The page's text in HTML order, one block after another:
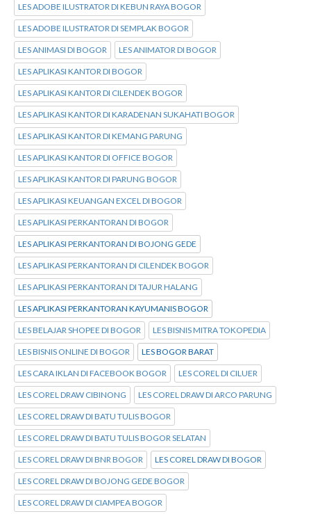
LES ADOBE ILUSTRATOR DI KEBUN RAYA BOGOR
LES ADOBE ILUSTRATOR DI SEMPLAK BOGOR
LES ANIMASI DI BOGOR LES ANIMATOR DI BOGOR
LES APLIKASI KANTOR DI BOGOR
LES APLIKASI KANTOR DI CILENDEK BOGOR
LES APLIKASI KANTOR DI KARADENAN SUKAHATI BOGOR
LES APLIKASI KANTOR DI KEMANG PARUNG
LES APLIKASI KANTOR DI OFFICE BOGOR
LES APLIKASI KANTOR DI PARUNG BOGOR
LES APLIKASI KEUANGAN EXCEL DI BOGOR
LES APLIKASI PERKANTORAN DI BOGOR
LES APLIKASI PERKANTORAN DI BOJONG GEDE
LES APLIKASI PERKANTORAN DI CILENDEK BOGOR
LES APLIKASI PERKANTORAN DI TAJUR HALANG
LES APLIKASI PERKANTORAN KAYUMANIS BOGOR
LES BELAJAR SHOPEE DI BOGOR LES BISNIS MITRA TOKOPEDIA
LES BISNIS ONLINE DI BOGOR LES BOGOR BARAT
LES CARA IKLAN DI FACEBOOK BOGOR LES COREL DI CILUER
LES COREL DRAW CIBINONG LES COREL DRAW DI ARCO PARUNG
LES COREL DRAW DI BATU TULIS BOGOR
LES COREL DRAW DI BATU TULIS BOGOR SELATAN
LES COREL DRAW DI BNR BOGOR LES COREL DRAW DI BOGOR
LES COREL DRAW DI BOJONG GEDE BOGOR
LES COREL DRAW DI CIAMPEA BOGOR